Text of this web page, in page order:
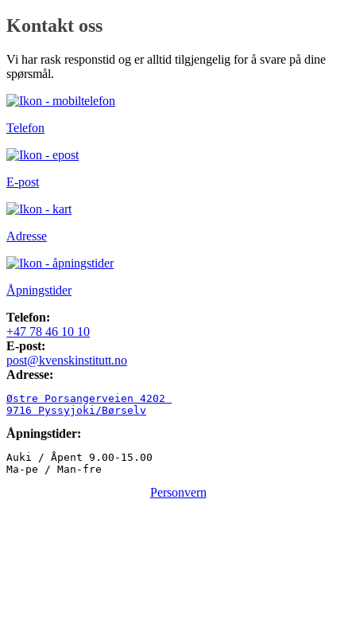
Kontakt oss
Vi har rask responstid og er alltid tilgjengelig for å svare på dine
spørsmål.
Telefon
E-post
Adresse
Åpningstider
Telefon:
+47 78 46 10 10
E-post:
post@kvenskinstitutt.no
Adresse:
Østre Porsangerveien 4202
9716 Pyssyjoki/Børselv
Åpningstider:
Auki / Åpent 9.00-15.00
Ma-pe / Man-fre
Personvern